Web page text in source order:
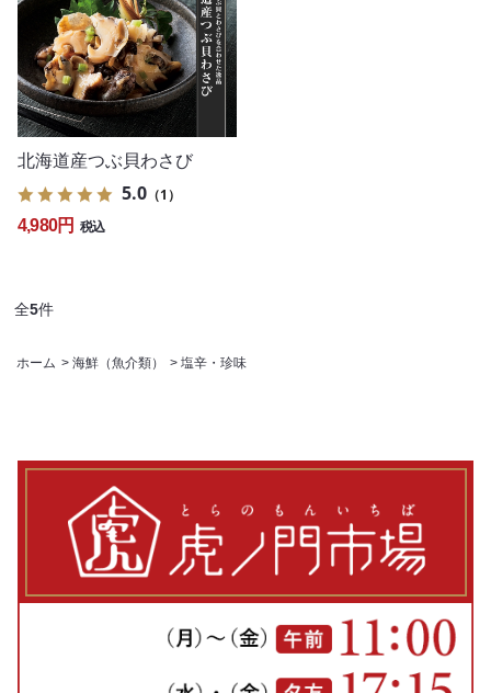
北海道産つぶ貝わさび
5.0 （1）
4,980円 税込
全5件
ホーム > 海鮮（魚介類） > 塩辛・珍味